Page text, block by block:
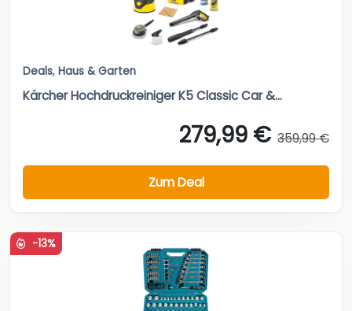
Deals, Haus & Garten
Kärcher Hochdruckreiniger K5 Classic Car &...
279,99 € 359,99 €
Zum Deal
-13%